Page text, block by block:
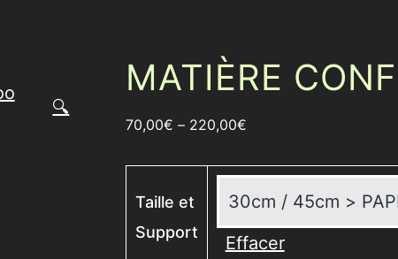
🔍
MATIÈRE
70,00€ – 220,00€
Taille et
Support
Effacer